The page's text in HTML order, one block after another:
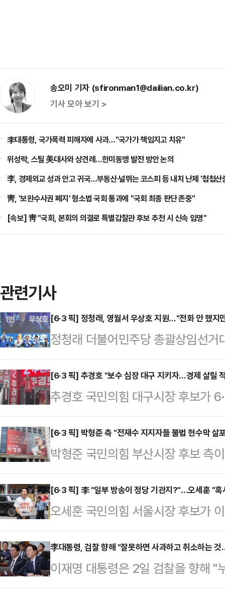
송오미 기자 (sfironman1@dailian.co.kr)
기사 모아 보기 >
李대통령, 국가폭력 피해자에 사과…"국가가 책임지고 치유"
위성락, 스틸 美대사와 상견례…한미동맹 발전 방안 논의
李, 경제외교 성과 안고 귀국…부동산·널뛰는 코스피 등 내치 난제 '첩첩산
靑, '보완수사권 폐지' 형소법 국회 통과에 "국회 최종 판단 존중"
[속보] 靑 "국회, 본회의 의결로 특별감찰관 후보 추천 시 신속 임명"
관련기사
[6·3 픽] 정청래, 영월서 우상호 지원…"전화 안 했지
정청래 더불어민주당 총괄상임선
동 마지막 날 강원 영월을 찾아 우
다.정 위원장은 2일 오후 영월 유세
싶으면 저 오라는 데가 정말 많은데
"그런데 제가 알아서 온 것"이라고
까"라며 "개인적으로 도지사 후보
어 "우상호 후보는 제가 운동권 출
며 "우상호 …
[6·3 픽] 추경호 "보수 심장 대구 지키자…경제 살릴
추경호 국민의힘 대구시장 후보가
장을 찾아 막판 표심을 호소했다.
치한 팔달시장에서 집중유세를 갖
령은 단 두 가지"라며 "하나는 어려
의 심장 대구를 지켜달라는 것"이
김승수·우재준 의원이 동행했다.
출마했지만, 나라 경제를 운영해보
은 저 추경호…
[6·3 픽] 박형준 측 "전재수 지지자들 불법 현수막
박형준 국민의힘 부산시장 후보 측
들이 부산 전역에 현수막을 내건 것
보다 먼저 공정과 품격을 말해야
인은 2일 논평을 내어 "지난 1일과
역에 조직적·반복적으로 불법 현수
했다.서 대변인은 "이 모든 상황은
랏차차 전재수 소식방'은 766명이
위도 그 공유…
[6·3 픽] 李 "일부 방송이 정당 기관지?"…오세훈 "혹
오세훈 국민의힘 서울시장 후보가
곡 조작하면서 정파적으로 보도하
푸틴 러시아 대통령을 꿈꾸는가"라
유세에 앞서 기자들과 만나 "이번
력까지 완벽하게 장악하기를 원하
李대통령, 검찰 향해 "잘못하면 사과하고 취소하는
이재명 대통령은 2일 검찰을 향해 "
고 취소하는 것"이라고 말했다.이